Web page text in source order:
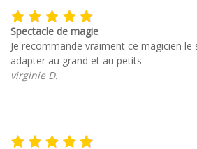
Spectacle de magie
Je recommande vraiment ce magicien le
adapter au grand et au petits
virginie D.